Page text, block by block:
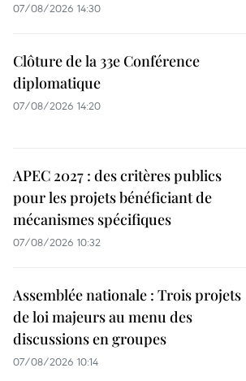
07/08/2026 14:30
Clôture de la 33e Conférence
diplomatique
07/08/2026 14:20
APEC 2027 : des critères publics
pour les projets bénéficiant de
mécanismes spécifiques
07/08/2026 10:32
Assemblée nationale : Trois projets
de loi majeurs au menu des
discussions en groupes
07/08/2026 10:14